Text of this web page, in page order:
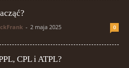
- 2 maja 2025 0
CPL i ATPL?